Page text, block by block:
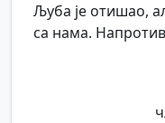
Љуба је отишао,
са нама.